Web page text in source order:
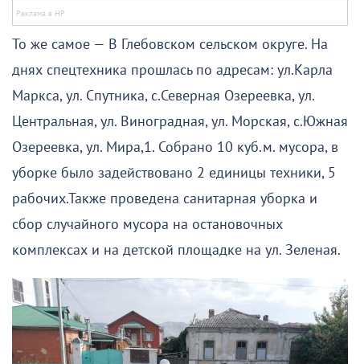
То же самое — В Глебовском сельском округе. На
днях спецтехника прошлась по адресам: ул.Карла
Маркса, ул. Спутника, с.Северная Озереевка, ул.
Центральная, ул. Виноградная, ул. Морская, с.Южная
Озереевка, ул. Мира,1. Собрано 10 куб.м. мусора, в
уборке было задействовано 2 единицы техники, 5
рабочих.Также проведена санитарная уборка и
сбор случайного мусора на остановочных
комплексах и на детской площадке на ул. Зеленая.